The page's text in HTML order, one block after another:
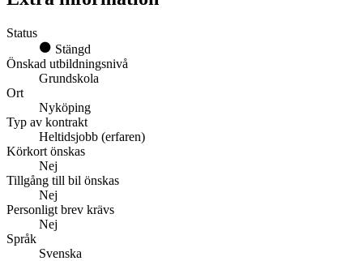
Status
Stängd
Önskad utbildningsnivå
Grundskola
Ort
Nyköping
Typ av kontrakt
Heltidsjobb (erfaren)
Körkort önskas
Nej
Tillgång till bil önskas
Nej
Personligt brev krävs
Nej
Språk
Svenska